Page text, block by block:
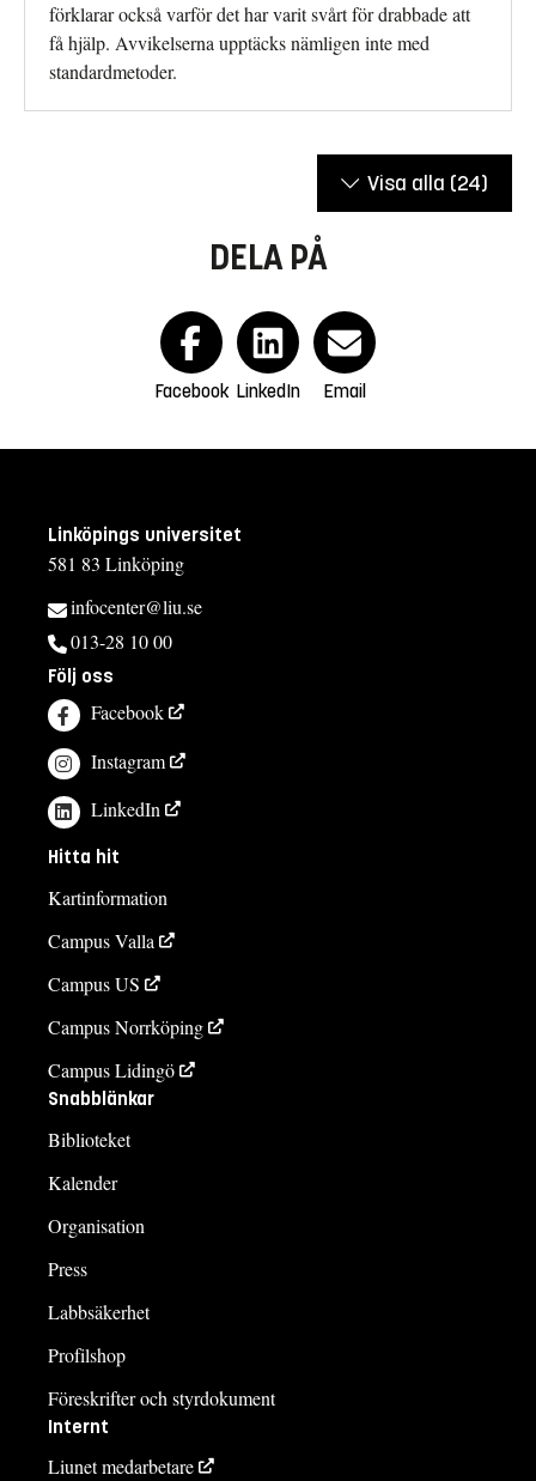
förklarar också varför det har varit svårt för drabbade att
få hjälp. Avvikelserna upptäcks nämligen inte med
standardmetoder.
Visa alla (24)
DELA PÅ
Facebook LinkedIn Email
Linköpings universitet
581 83 Linköping
infocenter@liu.se
013-28 10 00
Följ oss
Facebook
Instagram
LinkedIn
Hitta hit
Kartinformation
Campus Valla
Campus US
Campus Norrköping
Campus Lidingö
Snabblänkar
Biblioteket
Kalender
Organisation
Press
Labbsäkerhet
Profilshop
Föreskrifter och styrdokument
Internt
Liunet medarbetare